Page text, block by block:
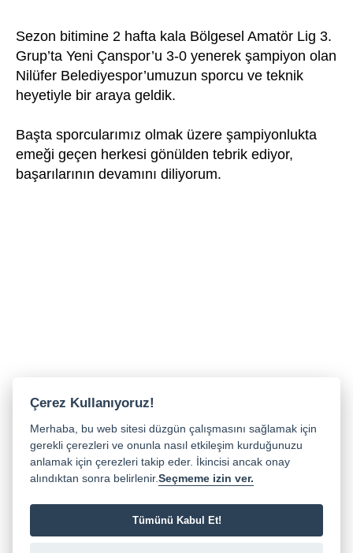
Sezon bitimine 2 hafta kala Bölgesel Amatör Lig 3.
Grup’ta Yeni Çanspor’u 3-0 yenerek şampiyon olan
Nilüfer Belediyespor’umuzun sporcu ve teknik
heyetiyle bir araya geldik.
Başta sporcularımız olmak üzere şampiyonlukta
emeği geçen herkesi gönülden tebrik ediyor,
başarılarının devamını diliyorum.
Çerez Kullanıyoruz!
Merhaba, bu web sitesi düzgün çalışmasını sağlamak için
gerekli çerezleri ve onunla nasıl etkileşim kurduğunuzu
anlamak için çerezleri takip eder. İkincisi ancak onay
alındıktan sonra belirlenir.Seçmeme izin ver.
Tümünü Kabul Et!